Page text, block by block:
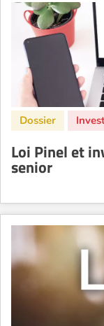
Loi Pinel et
senior